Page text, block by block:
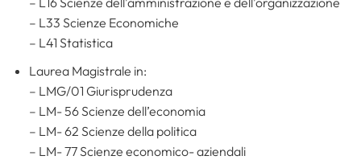
– L33 Scienze Economiche
– L41 Statistica
Laurea Magistrale in:
– LMG/01 Giurisprudenza
– LM- 56 Scienze dell’economia
– LM- 62 Scienze della politica
– LM- 77 Scienze economico- aziendali